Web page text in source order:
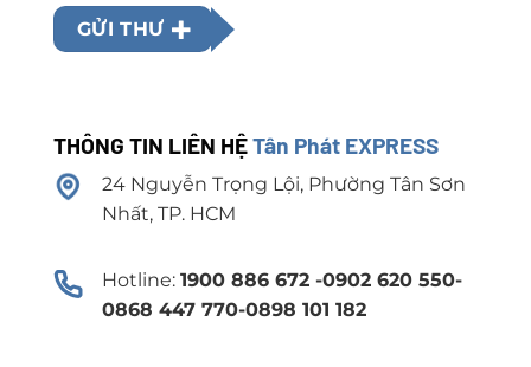
GỬI THƯ
THÔNG TIN LIÊN HỆTân Phát EXPRESS
24 Nguyễn Trọng Lội, Phường Tân Sơn
Nhất, TP. HCM
Hotline: 1900 886 672 -0902 620 550-
0868 447 770-0898 101 182